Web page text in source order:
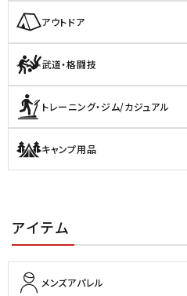
アウトドア
武道・格闘技
トレーニング・ジム/カジュアル
キャンプ用品
アイテム
メンズアパレル